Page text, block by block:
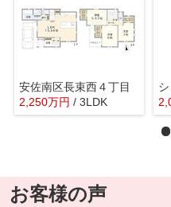
安佐南区長束西４丁目
2,250万円 / 3LDK
お客様の声